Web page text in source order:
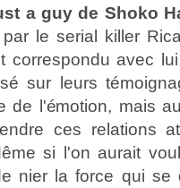
a guy de Shoko
le serial killer
correspondu avec
sur leurs
de l'émotion, mais
ces relations
si l'on aurait
nier la force qui se